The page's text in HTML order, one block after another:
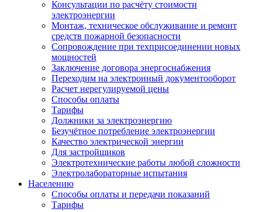
Консультации по расчёту стоимости
электроэнергии
Монтаж, техническое обслуживание и ремонт
средств пожарной безопасности
Сопровождение при техприсоединении новых
мощностей
Заключение договора энергоснабжения
Переходим на электронный документооборот
Расчет нерегулируемой цены
Способы оплаты
Тарифы
Должники за электроэнергию
Безучётное потребление электроэнергии
Качество электрической энергии
Для застройщиков
Электротехнические работы любой сложности
Электролабораторные испытания
Населению
Способы оплаты и передачи показаний
Тарифы